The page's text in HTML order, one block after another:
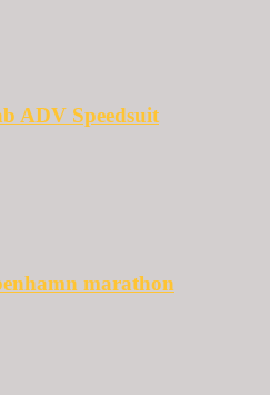
ADV Speedsuit
marathon